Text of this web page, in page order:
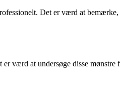
Det er værd at
værd at undersøge disse mønstre